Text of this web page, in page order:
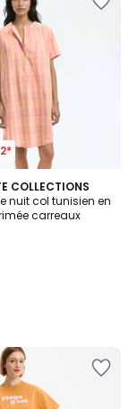
COLLECTIONS
nuit col tunisien en
carreaux